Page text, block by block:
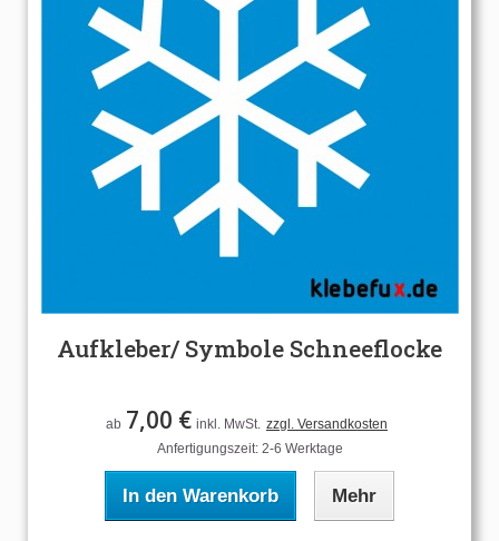
Aufkleber/ Symbole Schneeflocke
ab 7,00 € inkl. MwSt. zzgl. Versandkosten
Anfertigungszeit: 2-6 Werktage
In den Warenkorb Mehr